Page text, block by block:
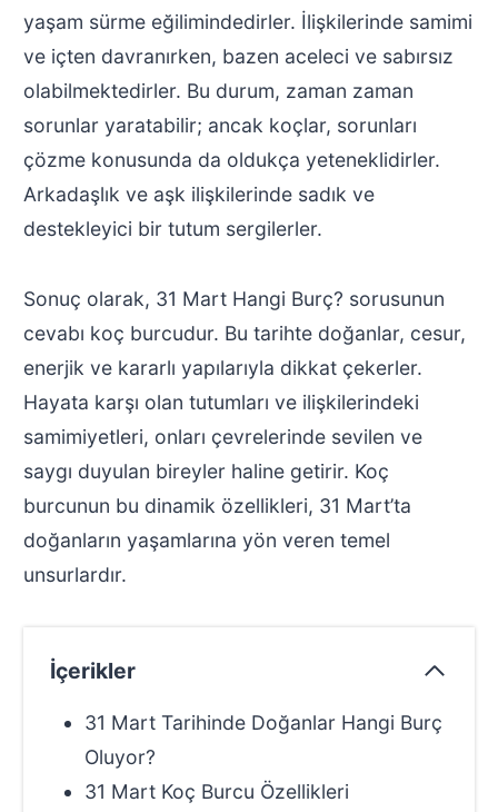
yaşam sürme eğilimindedirler. İlişkilerinde samimi
ve içten davranırken, bazen aceleci ve sabırsız
olabilmektedirler. Bu durum, zaman zaman
sorunlar yaratabilir; ancak koçlar, sorunları
çözme konusunda da oldukça yeteneklidirler.
Arkadaşlık ve aşk ilişkilerinde sadık ve
destekleyici bir tutum sergilerler.
Sonuç olarak, 31 Mart Hangi Burç? sorusunun
cevabı koç burcudur. Bu tarihte doğanlar, cesur,
enerjik ve kararlı yapılarıyla dikkat çekerler.
Hayata karşı olan tutumları ve ilişkilerindeki
samimiyetleri, onları çevrelerinde sevilen ve
saygı duyulan bireyler haline getirir. Koç
burcunun bu dinamik özellikleri, 31 Mart’ta
doğanların yaşamlarına yön veren temel
unsurlardır.
İçerikler
31 Mart Tarihinde Doğanlar Hangi Burç
Oluyor?
31 Mart Koç Burcu Özellikleri